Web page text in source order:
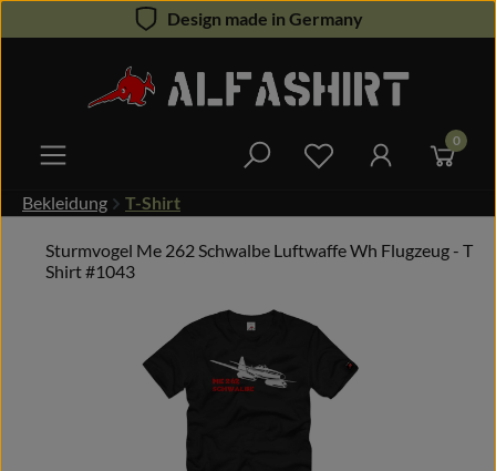
Zum Hauptinhalt springenDesign made in Germany
Du hast 0 0
Bekleidung T-Shirt
Sturmvogel Me 262 Schwalbe Luftwaffe Wh Flugzeug - T
Shirt #1043
Bildergalerie überspringen